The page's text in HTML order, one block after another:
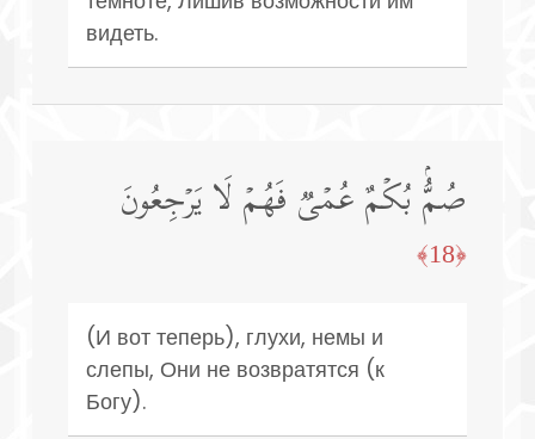
видеть.
صُمُّۢ بُكۡمٌ عُمۡیࣱ فَهُمۡ لَا یَرۡجِعُونَ
﴿18﴾
(И вот теперь), глухи, немы и
слепы, Они не возвратятся (к
Богу).